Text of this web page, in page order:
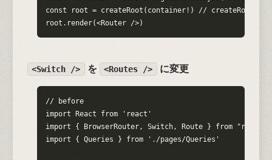
const root = createRoot(container!) //
root.render(<Router />)
<Switch /> を <Routes /> に変更
// before
import React from 'react'
import { BrowserRouter, Switch, Route } from "react-
import { Queries } from './pages/Queries'